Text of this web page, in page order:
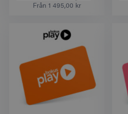
Från 1 495,00 kr